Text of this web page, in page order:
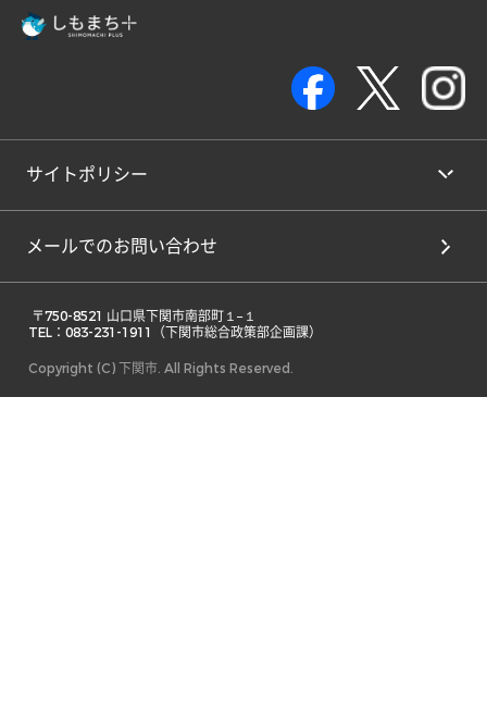
サイトポリシー
メールでのお問い合わせ
TEL：083-231-1911（下関市総合政策部企画課）
Copyright (C) 下関市. All Rights Reserved.